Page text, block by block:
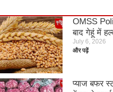
OMSS
बाद गेहूं में
कम
July 6, 2026
और पढ़ें
प्याज बफर